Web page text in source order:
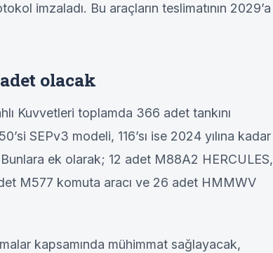
imzaladı. Bu araçların teslimatının 2029’a
olacak
Kuvvetleri toplamda 366 adet tankını
SEPv3 modeli, 116’sı ise 2024 yılına kadar
ek olarak; 12 adet M88A2 HERCULES,
M577 komuta aracı ve 26 adet HMMWV
kapsamında mühimmat sağlayacak,